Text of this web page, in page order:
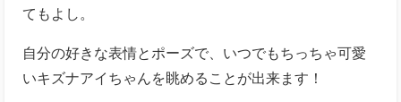
てもよし。
自分の好きな表情とポーズで、いつでもちっちゃ可愛
いキズナアイちゃんを眺めることが出来ます！